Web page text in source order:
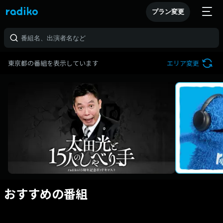
プラン変更
東京都の番組を表示しています エリア変更
おすすめの番組